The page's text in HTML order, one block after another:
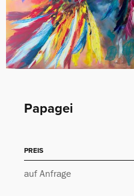
Papagei
PREIS
auf Anfrage